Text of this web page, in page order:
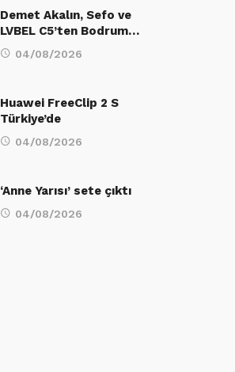
Demet Akalın, Sefo ve
LVBEL C5’ten Bodrum…
04/08/2026
Huawei FreeClip 2 S
Türkiye’de
04/08/2026
‘Anne Yarısı’ sete çıktı
04/08/2026